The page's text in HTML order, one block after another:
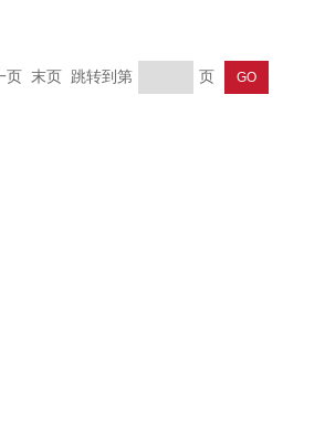
页 末页 跳转到第 页